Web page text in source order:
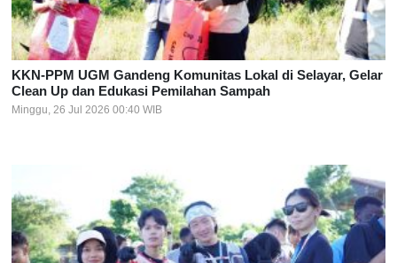
KKN-PPM UGM Gandeng Komunitas Lokal di Selayar, Gelar
Clean Up dan Edukasi Pemilahan Sampah
Minggu, 26 Jul 2026 00:40 WIB